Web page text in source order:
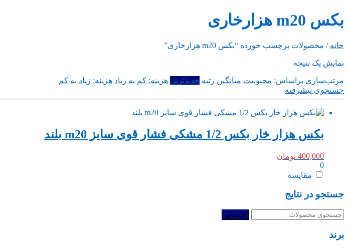
بکس m20 هزارخاری
خانه / محصولات برچسب خورده “بکس m20 هزارخاری”
نمایش یک نتیجه
مرتب‌سازی براساس: محبوبیت میانگین رتبه جدیدترین هزینه: کم به زیاد هزینه: زیاد به کم
جستجوی پیشرفته
بکس هزار خار بکس 1/2 مشکی فشار قوی سایز m20 بلند
400,000 تومان
0
مقایسه
جستجو در نتایج
جستجو
جستجو
برند